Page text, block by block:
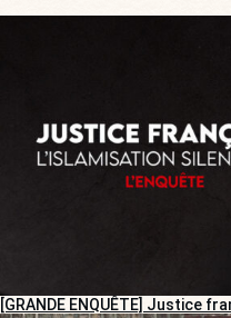
[GRANDE ENQUÊTE] Justice